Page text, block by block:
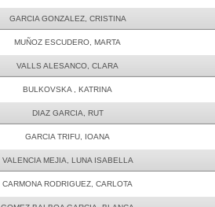
GARCIA GONZALEZ, CRISTINA
MUÑOZ ESCUDERO, MARTA
VALLS ALESANCO, CLARA
BULKOVSKA , KATRINA
DIAZ GARCIA, RUT
GARCIA TRIFU, IOANA
VALENCIA MEJIA, LUNA ISABELLA
CARMONA RODRIGUEZ, CARLOTA